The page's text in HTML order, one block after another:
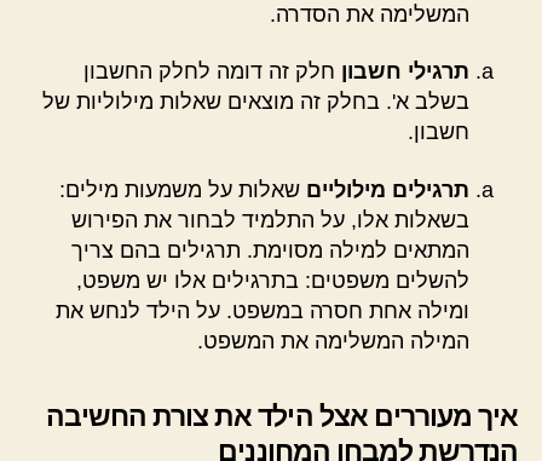
המשלימה את הסדרה.
תרגילי חשבון חלק זה דומה לחלק החשבון
בשלב א'. בחלק זה מוצאים שאלות מילוליות של
חשבון.
תרגילים מילוליים שאלות על משמעות מילים:
בשאלות אלו, על התלמיד לבחור את הפירוש
המתאים למילה מסוימת. תרגילים בהם צריך
להשלים משפטים: בתרגילים אלו יש משפט,
ומילה אחת חסרה במשפט. על הילד לנחש את
המילה המשלימה את המשפט.
איך מעוררים אצל הילד את צורת החשיבה
הנדרשת למבחן המחוננים